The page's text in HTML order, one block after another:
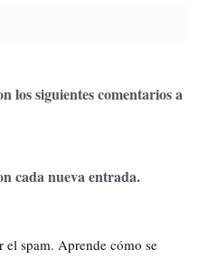
los siguientes comentarios a
cada nueva entrada.
el spam. Aprende cómo se